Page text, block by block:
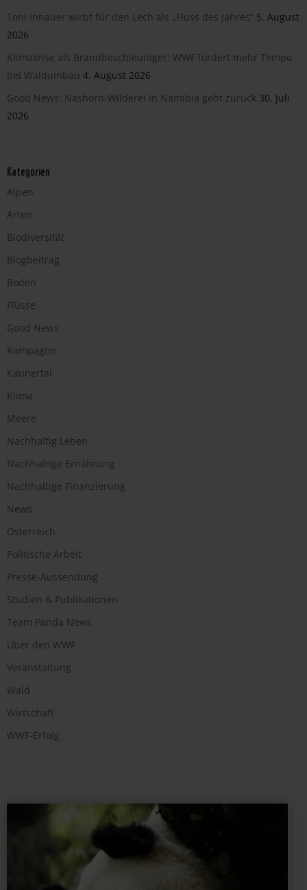
Toni Innauer wirbt für den Lech als „Fluss des Jahres“ 5. August
2026
Klimakrise als Brandbeschleuniger: WWF fordert mehr Tempo
bei Waldumbau 4. August 2026
Good News: Nashorn-Wilderei in Namibia geht zurück 30. Juli
2026
Kategorien
Alpen
Arten
Biodiversität
Blogbeitrag
Boden
Flüsse
Good News
Kampagne
Kaunertal
Klima
Meere
Nachhaltig Leben
Nachhaltige Ernährung
Nachhaltige Finanzierung
News
Österreich
Politische Arbeit
Presse-Aussendung
Studien & Publikationen
Team Panda News
Über den WWF
Veranstaltung
Wald
Wirtschaft
WWF-Erfolg